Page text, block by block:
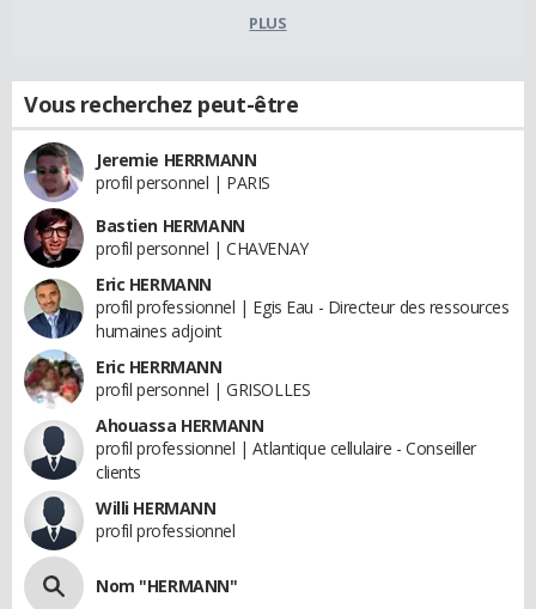
PLUS
Vous recherchez peut-être
Jeremie HERRMANN
profil personnel | PARIS
Bastien HERMANN
profil personnel | CHAVENAY
Eric HERMANN
profil professionnel | Egis Eau - Directeur des ressources
humaines adjoint
Eric HERRMANN
profil personnel | GRISOLLES
Ahouassa HERMANN
profil professionnel | Atlantique cellulaire - Conseiller
clients
Willi HERMANN
profil professionnel
Nom "HERMANN"